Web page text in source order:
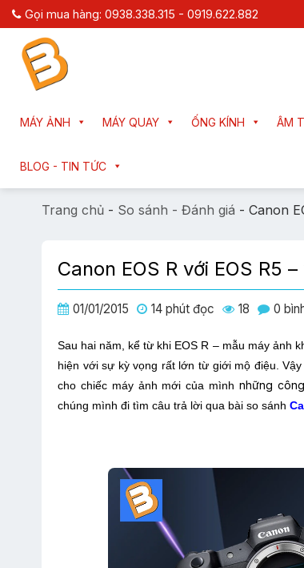
Chuyển
đến
dung
Gọi mua hàng: 0938.338.315 - 0919.622.882
MÁY ẢNH MÁY QUAY ỐNG KÍNH ÂM
BLOG - TIN TỨC
Trang chủ - So sánh - Đánh giá - Canon
Canon EOS R với EOS R5
01/01/2015 14 phút đọc 18 0
Sau hai năm, kể từ khi EOS R – mẫu máy ảnh
hiện với sự kỳ vọng rất lớn từ giới mộ điệu.
cho chiếc máy ảnh mới của mình những
chúng mình đi tìm câu trả lời qua bài so sánh